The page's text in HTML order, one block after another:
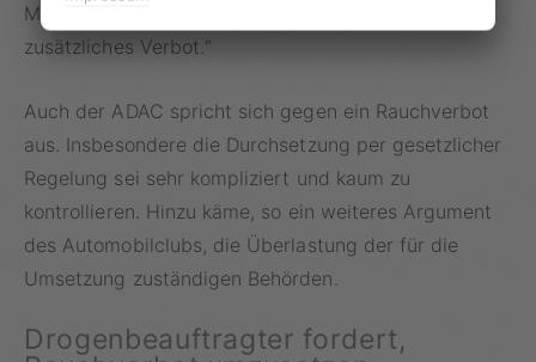
Menschenverstand aus – hier braucht es kein
zusätzliches Verbot.“
Auch der ADAC spricht sich gegen ein Rauchverbot
aus. Insbesondere die Durchsetzung per gesetzlicher
Regelung sei sehr kompliziert und kaum zu
kontrollieren. Hinzu käme, so ein weiteres Argument
des Automobilclubs, die Überlastung der für die
Umsetzung zuständigen Behörden.
Drogenbeauftragter fordert,